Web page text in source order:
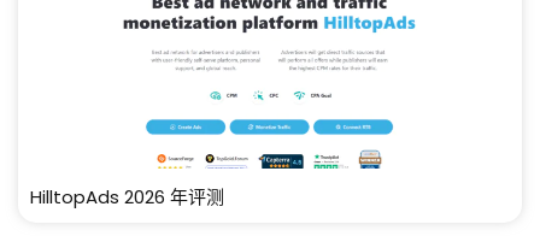
HilltopAds 2026 年评测